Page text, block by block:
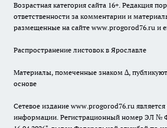
Возрастная категория сайта 16+. Редакция
ответственности за комментарии и
размещенные на сайте www.progorod76.ru и
Распространение листовок в Ярославле
Материалы, помеченные знаком ∆,
основе
Сетевое издание www.progorod76.ru
информации. Регистрационный номер ЭЛ №